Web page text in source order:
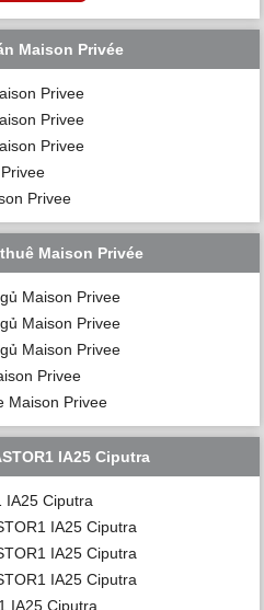
Maison Privée
Privee
Privee
Privee
Privee
Maison Privée
Maison Privee
Maison Privee
Maison Privee
Privee
Maison Privee
IA25 Ciputra
IA25 Ciputra
IA25 Ciputra
IA25 Ciputra
IA25 Ciputra
IA25 Ciputra